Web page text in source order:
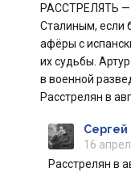
РАССТРЕЛЯТЬ
Сталиным, если
афёры с
их судьбы.
в военной
Расстрелян в
Сергей
16
Расстрелян в